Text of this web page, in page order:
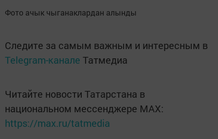
Фото ачык чыганаклардан алынды
Следите за самым важным и интересным в
Telegram-канале Татмедиа
Читайте новости Татарстана в
национальном мессенджере MАХ:
https://max.ru/tatmedia